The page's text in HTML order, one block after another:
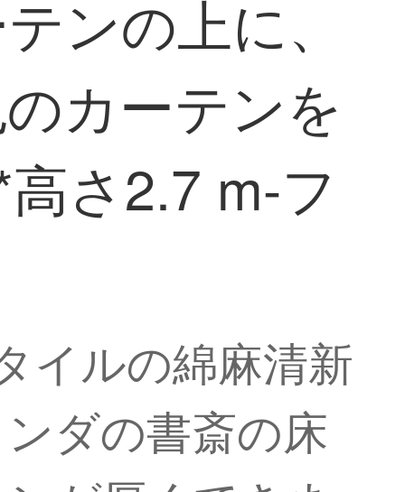
ンの上に、
カーテンを
さ2.7 m-フ
イルの綿麻清新
ダの書斎の床